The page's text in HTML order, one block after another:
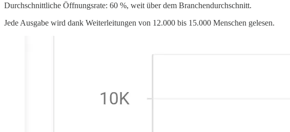
Durchschnittliche Öffnungsrate: 60 %, weit über dem Branchendurchschnitt.
Jede Ausgabe wird dank Weiterleitungen von 12.000 bis 15.000 Menschen gelesen.